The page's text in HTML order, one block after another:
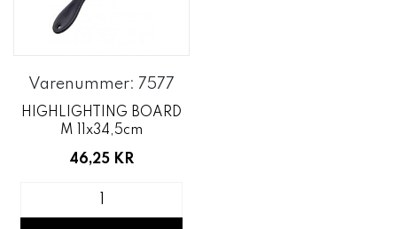
Varenummer: 7577
HIGHLIGHTING BOARD
M 11x34,5cm
46,25 KR